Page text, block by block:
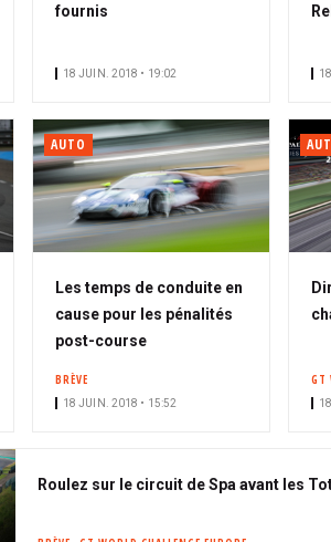
fournis
18 JUIN. 2018 • 19:02
AUTO
Les temps de conduite en
cause pour les pénalités
post-course
BRÈVE
18 JUIN. 2018 • 15:52
GT
Roulez sur le circuit de Spa avant les